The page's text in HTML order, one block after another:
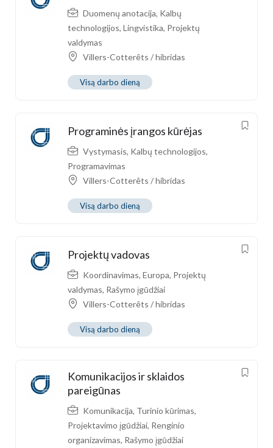
Duomenų anotacija, Kalbų
technologijos, Lingvistika, Projektų
valdymas
Villers-Cotterêts / hibridas
Visą darbo dieną
Programinės įrangos kūrėjas
Vystymasis, Kalbų technologijos,
Programavimas
Villers-Cotterêts / hibridas
Visą darbo dieną
Projektų vadovas
Koordinavimas, Europa, Projektų
valdymas, Rašymo įgūdžiai
Villers-Cotterêts / hibridas
Visą darbo dieną
Komunikacijos ir sklaidos
pareigūnas
Komunikacija, Turinio kūrimas,
Projektavimo įgūdžiai, Renginio
organizavimas, Rašymo įgūdžiai